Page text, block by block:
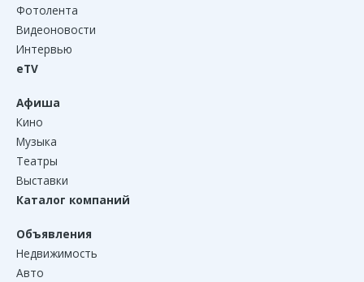
Фотолента
Видеоновости
Интервью
eTV
Афиша
Кино
Музыка
Театры
Выставки
Каталог компаний
Объявления
Недвижимость
Авто